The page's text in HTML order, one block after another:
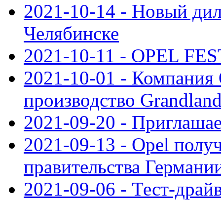
2021-10-14 - Новый
Челябинске
2021-10-11 - OPEL
2021-10-01 - Компания
производство
2021-09-20 -
2021-09-13 - Opel
правительства
2021-09-06 - Тест-